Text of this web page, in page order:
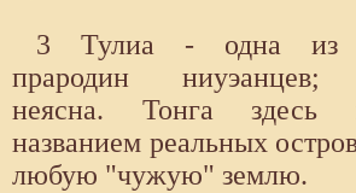
3 Тулиа - одна из
прародин ниуэанцев;
неясна. Тонга здесь
названием реальных
любую "чужую" землю.